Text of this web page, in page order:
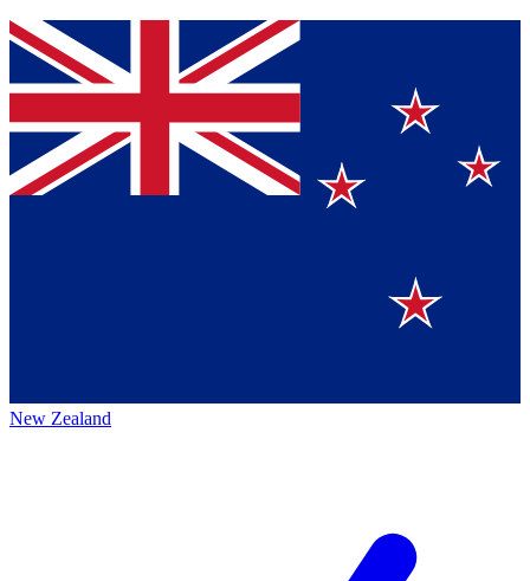
New Zealand